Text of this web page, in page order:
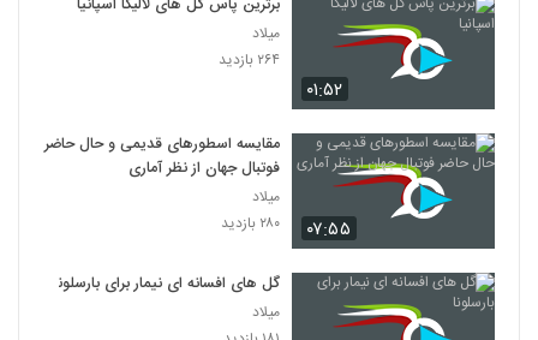
۰۱:۵۲
میلاد
۲۶۴ بازدید
۰۷:۵۵
مقایسه اسطورهای قدیمی و حال حاضر
فوتبال جهان از نظر آماری
میلاد
۲۸۰ بازدید
گل های افسانه ای نیمار برای بارسلونا
میلاد